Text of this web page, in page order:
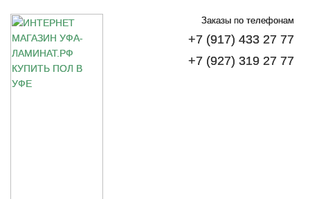
Заказы по телефонам
+7 (917) 433 27 77
+7 (927) 319 27 77